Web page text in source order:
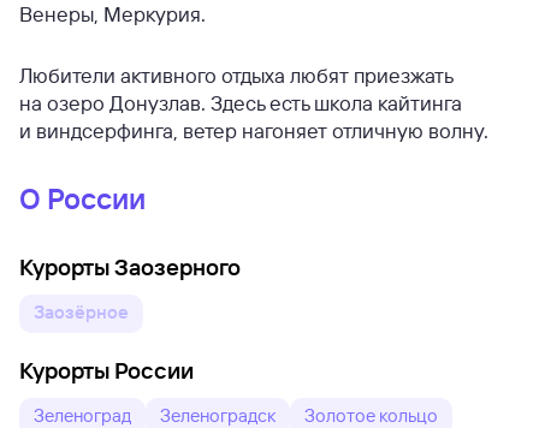
Венеры, Меркурия.
Любители активного отдыха любят приезжать
на озеро Донузлав. Здесь есть школа кайтинга
и виндсерфинга, ветер нагоняет отличную волну.
О России
Курорты Заозерного
Заозёрное
Курорты России
Зеленоград Зеленоградск
Золотое кольцо